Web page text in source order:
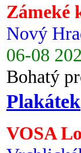
Zámeké
Nový
06-08
Bohatý
Plakátek
VOSA